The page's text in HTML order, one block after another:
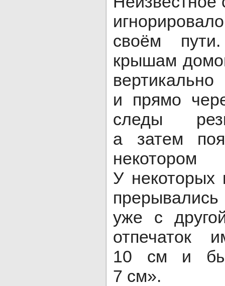
своём
крышам
и прямо
следы
а затем
У некоторых
уже с
отпечаток
10 см и
7 см».